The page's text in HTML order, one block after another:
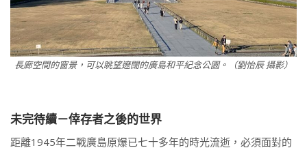
長廊空間的窗景，可以眺望遼闊的廣島和平紀念公園。（劉怡辰 攝影）
未完待續－倖存者之後的世界
距離1945年二戰廣島原爆已七十多年的時光流逝，必須面對的